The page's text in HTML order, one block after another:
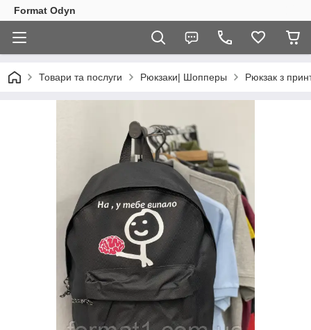
Format Odyn
Товари та послуги Рюкзаки| Шопперы Рюкзак з